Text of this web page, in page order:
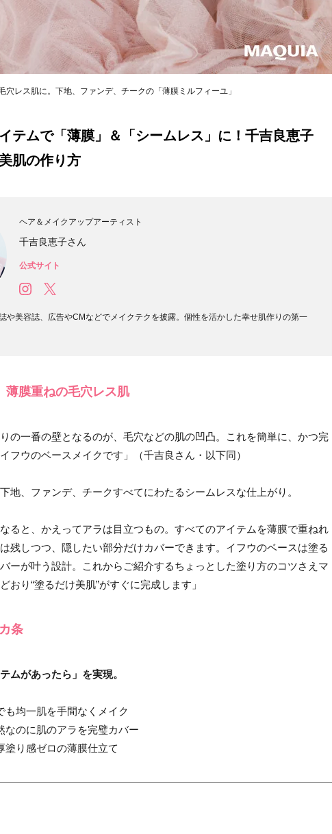
穴レス肌に。下地、ファンデ、チークの「薄膜ミルフィーユ」
テムで「薄膜」＆「シームレス」に！千吉良恵子
肌の作り方
ヘア＆メイクアップアーティスト
千吉良恵子さん
公式サイト
や美容誌、広告やCMなどでメイクテクを披露。個性を活かした幸せ肌作りの第一
薄膜重ねの毛穴レス肌
りの一番の壁となるのが、毛穴などの肌の凹凸。これを簡単に、かつ完
フウのベースメイクです」（千吉良さん・以下同）
地、ファンデ、チークすべてにわたるシームレスな仕上がり。
なると、かえってアラは目立つもの。すべてのアイテムを薄膜で重ねれ
残しつつ、隠したい部分だけカバーできます。イフウのベースは塗る
ーが叶う設計。これからご紹介するちょっとした塗り方のコツさえマ
おり“塗るだけ美肌”がすぐに完成します」
条
ムがあったら」を実現。
均一肌を手間なくメイク
のに肌のアラを完璧カバー
り感ゼロの薄膜仕立て